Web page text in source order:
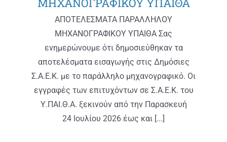
ΑΠΟΤΕΛΕΣΜΑΤΑ ΠΑΡΑΛΛΗΛΟΥ
ΜΗΧΑΝΟΓΡΑΦΙΚΟΥ ΥΠΑΙΘΑ Σας
ενημερώνουμε ότι δημοσιεύθηκαν τα
αποτελέσματα εισαγωγής στις Δημόσιες
Σ.Α.Ε.Κ. με το παράλληλο μηχανογραφικό. Οι
εγγραφές των επιτυχόντων σε Σ.Α.Ε.Κ. του
Υ.ΠΑΙ.Θ.Α. ξεκινούν από την Παρασκευή
24 Ιουλίου 2026 έως και [...]